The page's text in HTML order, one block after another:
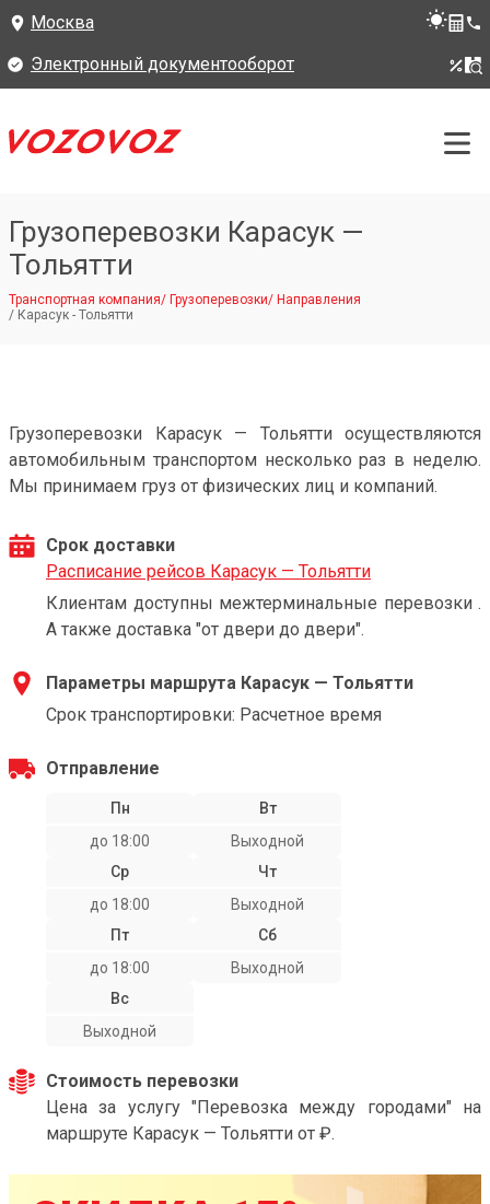
Москва
Электронный документооборот
Грузоперевозки Карасук —
Тольятти
Транспортная компания/ Грузоперевозки/ Направления
/ Карасук - Тольятти
Грузоперевозки Карасук — Тольятти осуществляются
автомобильным транспортом несколько раз в неделю.
Мы принимаем груз от физических лиц и компаний.
Срок доставки
Расписание рейсов Карасук — Тольятти
Клиентам доступны межтерминальные перевозки .
А также доставка "от двери до двери".
Параметры маршрута Карасук — Тольятти
Срок транспортировки: Расчетное время
Отправление
Пн
до 18:00
Вт
Выходной
Ср
до 18:00
Чт
Выходной
Пт
до 18:00
Сб
Выходной
Вс
Выходной
Стоимость перевозки
Цена за услугу "Перевозка между городами" на
маршруте Карасук — Тольятти от ₽.